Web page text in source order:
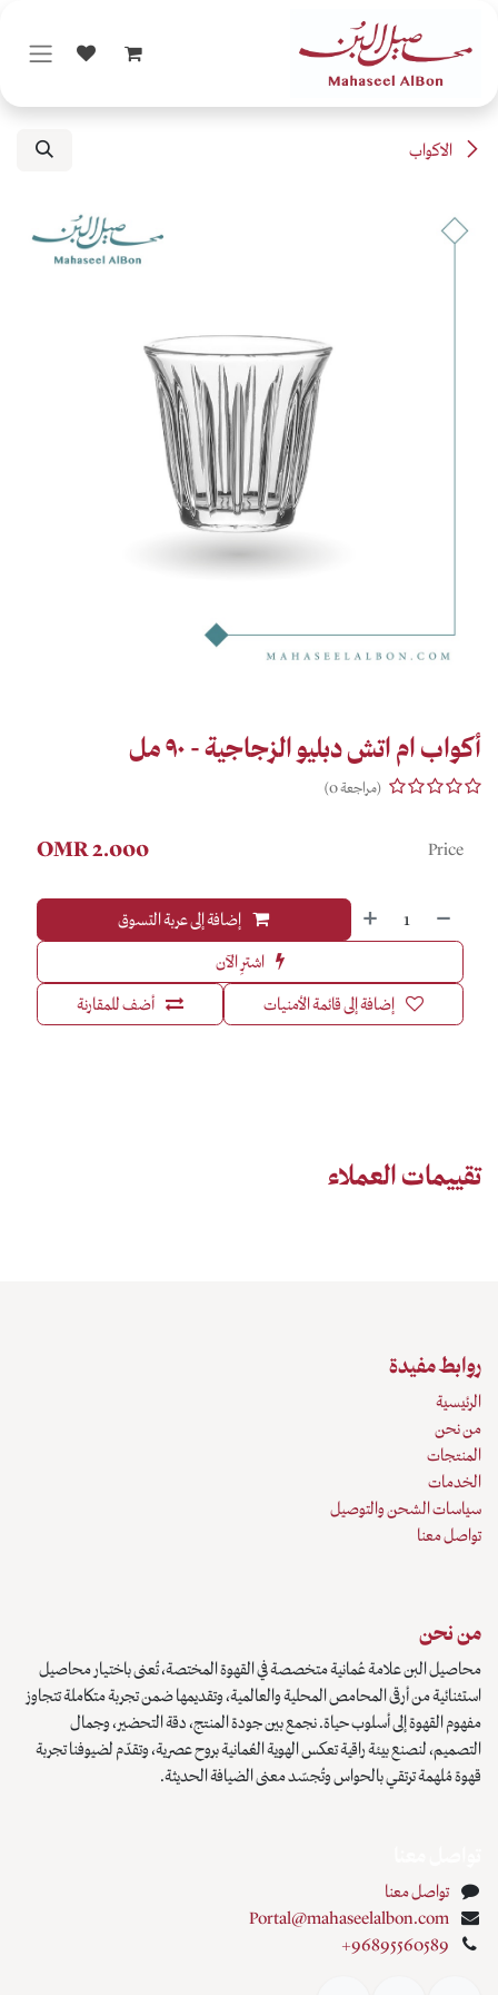
الاكواب
أكواب ام اتش دبليو الزجاجية - ٩٠ مل
(مراجعة 0)
إضافة إلى عربة التسوق
اشترِ الآن
أضف للمقارنة إضافة إلى قائمة الأمنيات
Price
2.000
تقييمات العملاء
روابط مفيدة
الرئيسية
من نحن
المنتجات
الخدمات
سياسات الشحن والتوصيل
تواصل معنا
من نحن
محاصيل البن علامة عُمانية متخصصة في القهوة المختصة، تُعنى باختيار محاصيل
استثنائية من أرقى المحامص المحلية والعالمية، وتقديمها ضمن تجربة متكاملة تتجاوز
مفهوم القهوة إلى أسلوب حياة. نجمع بين جودة المنتج، دقة التحضير، وجمال
التصميم، لنصنع بيئة راقية تعكس الهوية العُمانية بروح عصرية، وتقدّم لضيوفنا تجربة
قهوة مُلهمة ترتقي بالحواس وتُجسّد معنى الضيافة الحديثة.
تواصل معنا
Portal@mahaseelalbon.com
+96895560589